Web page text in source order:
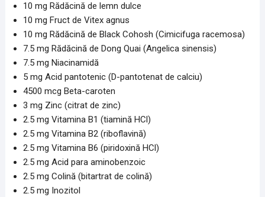
10 mg Rădăcină de lemn dulce
10 mg Fruct de Vitex agnus
10 mg Rădăcină de Black Cohosh (Cimicifuga racemosa)
7.5 mg Rădăcină de Dong Quai (Angelica sinensis)
7.5 mg Niacinamidă
5 mg Acid pantotenic (D-pantotenat de calciu)
4500 mcg Beta-caroten
3 mg Zinc (citrat de zinc)
2.5 mg Vitamina B1 (tiamină HCl)
2.5 mg Vitamina B2 (riboflavină)
2.5 mg Vitamina B6 (piridoxină HCl)
2.5 mg Acid para aminobenzoic
2.5 mg Colină (bitartrat de colină)
2.5 mg Inozitol